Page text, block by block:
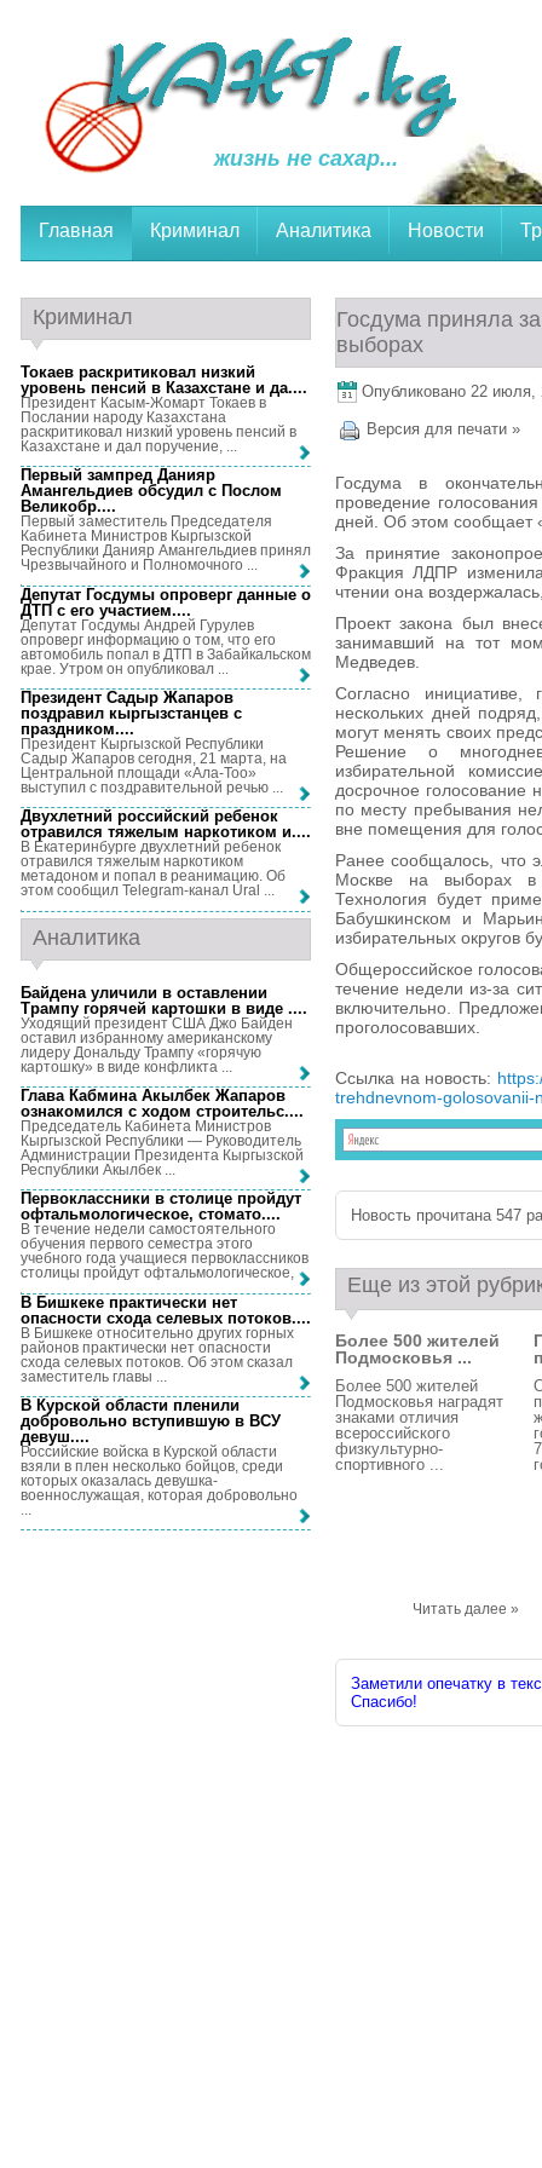
жизнь не сахар...
Главная Криминал Аналитика Новости
Госдума приняла
выборах
Опубликовано 22 июля,
Версия для печати »
Госдума в
проведение
дней. Об этом сообщает
За принятие
Фракция ЛДПР
чтении она
Проект закона был
занимавший на тот
Медведев.
Согласно инициативе,
нескольких дней
могут менять своих
Решение о
избирательной
досрочное голосование
по месту пребывания
вне помещения для
Ранее сообщалось, что
Москве на выборах в
Технология будет
Бабушкинском и
избирательных округов
Общероссийское
течение недели из-за
включительно.
проголосовавших.
Ссылка на новость:
trehdnevnom-golosovanii-
Новость прочитана 547
Еще из этой
Более 500 жителей
Подмосковья ...
Более 500 жителей
Подмосковья наградят
знаками отличия
всероссийского
физкультурно-
спортивного ...
Читать далее »
Заметили опечатку в
Спасибо!
Криминал
Токаев раскритиковал низкий
уровень пенсий в Казахстане и да....
Президент Касым-Жомарт Токаев в
Послании народу Казахстана
раскритиковал низкий уровень пенсий в
Казахстане и дал поручение, ...
Первый зампред Данияр
Амангельдиев обсудил с Послом
Великобр....
Первый заместитель Председателя
Кабинета Министров Кыргызской
Республики Данияр Амангельдиев принял
Чрезвычайного и Полномочного ...
Депутат Госдумы опроверг данные о
ДТП с его участием....
Депутат Госдумы Андрей Гурулев
опроверг информацию о том, что его
автомобиль попал в ДТП в Забайкальском
крае. Утром он опубликовал ...
Президент Садыр Жапаров
поздравил кыргызстанцев с
праздником....
Президент Кыргызской Республики
Садыр Жапаров сегодня, 21 марта, на
Центральной площади «Ала-Тоо»
выступил с поздравительной речью ...
Двухлетний российский ребенок
отравился тяжелым наркотиком и....
В Екатеринбурге двухлетний ребенок
отравился тяжелым наркотиком
метадоном и попал в реанимацию. Об
этом сообщил Telegram-канал Ural ...
Аналитика
Байдена уличили в оставлении
Трампу горячей картошки в виде ....
Уходящий президент США Джо Байден
оставил избранному американскому
лидеру Дональду Трампу «горячую
картошку» в виде конфликта ...
Глава Кабмина Акылбек Жапаров
ознакомился с ходом строительс....
Председатель Кабинета Министров
Кыргызской Республики — Руководитель
Администрации Президента Кыргызской
Республики Акылбек ...
Первоклассники в столице пройдут
офтальмологическое, стомато....
В течение недели самостоятельного
обучения первого семестра этого
учебного года учащиеся первоклассников
столицы пройдут офтальмологическое, ...
В Бишкеке практически нет
опасности схода селевых потоков....
В Бишкеке относительно других горных
районов практически нет опасности
схода селевых потоков. Об этом сказал
заместитель главы ...
В Курской области пленили
добровольно вступившую в ВСУ
девуш....
Российские войска в Курской области
взяли в плен несколько бойцов, среди
которых оказалась девушка-
военнослужащая, которая добровольно
...